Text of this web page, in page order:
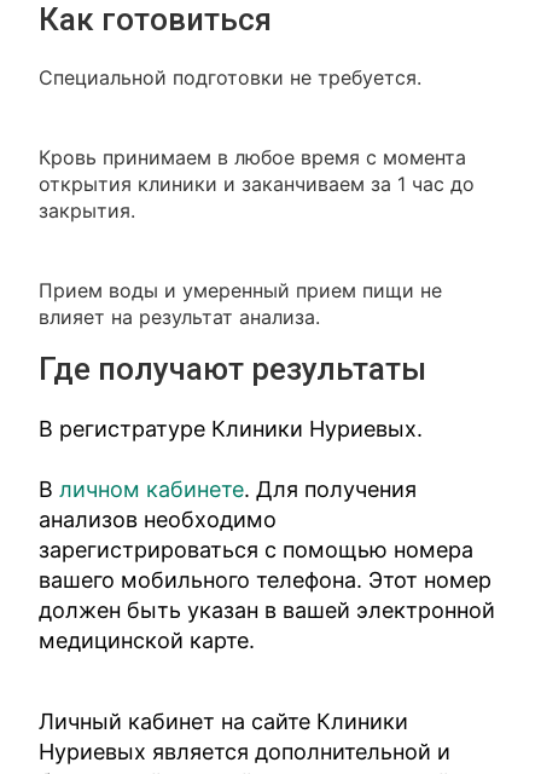
Как готовиться
Специальной подготовки не требуется.
Кровь принимаем в любое время с момента
открытия клиники и заканчиваем за 1 час до
закрытия.
Прием воды и умеренный прием пищи не
влияет на результат анализа.
Где получают результаты
В регистратуре Клиники Нуриевых.
Вличном кабинете. Для получения
анализов необходимо
зарегистрироваться с помощью номера
вашего мобильного телефона. Этот номер
должен быть указан в вашей электронной
медицинской карте.
Личный кабинет на сайте Клиники
Нуриевых является дополнительной и